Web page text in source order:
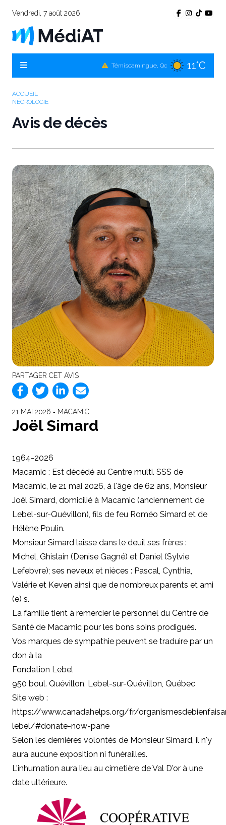
Vendredi, 7 août 2026
11°C
14°C
ACCUEIL
NÉCROLOGIE
Avis de décès
PARTAGER CET AVIS
21 MAI 2026 ‐ MACAMIC
Joël Simard
1964-2026
Macamic : Est décédé au Centre multi. SSS de
Macamic, le 21 mai 2026, à l'âge de 62 ans, Monsieur
Joël Simard, domicilié à Macamic (anciennement de
Lebel-sur-Quévillon), fils de feu Roméo Simard et de
Hélène Poulin.
Monsieur Simard laisse dans le deuil ses frères :
Michel, Ghislain (Denise Gagné) et Daniel (Sylvie
Lefebvre); ses neveux et nièces : Pascal, Cynthia,
Valérie et Keven ainsi que de nombreux parents et ami
(e) s.
La famille tient à remercier le personnel du Centre de
Santé de Macamic pour les bons soins prodigués.
Vos marques de sympathie peuvent se traduire par un
don à la
Fondation Lebel
950 boul. Quévillon, Lebel-sur-Quévillon, Québec
Site web :
https://www.canadahelps.org/fr/
lebel/#donate-now-pane
Selon les dernières volontés de Monsieur Simard, il n'y
aura aucune exposition ni funérailles.
L'inhumation aura lieu au cimetière de Val D'or à une
date ultérieure.